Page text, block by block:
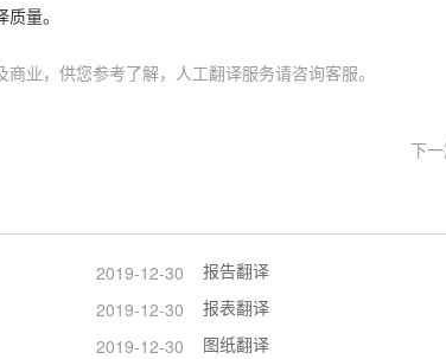
量。
业，供您参考了解，人工翻译服务请咨询客服。
下一
2019-12-30 报告翻译
2019-12-30 报表翻译
2019-12-30 图纸翻译